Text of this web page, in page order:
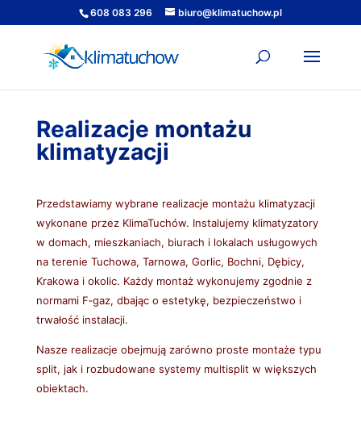
608 083 296 biuro@klimatuchow.pl
Realizacje montażu
klimatyzacji
Przedstawiamy wybrane realizacje montażu klimatyzacji
wykonane przez KlimaTuchów. Instalujemy klimatyzatory
w domach, mieszkaniach, biurach i lokalach usługowych
na terenie Tuchowa, Tarnowa, Gorlic, Bochni, Dębicy,
Krakowa i okolic. Każdy montaż wykonujemy zgodnie z
normami F‑gaz, dbając o estetykę, bezpieczeństwo i
trwałość instalacji.
Nasze realizacje obejmują zarówno proste montaże typu
split, jak i rozbudowane systemy multisplit w większych
obiektach.